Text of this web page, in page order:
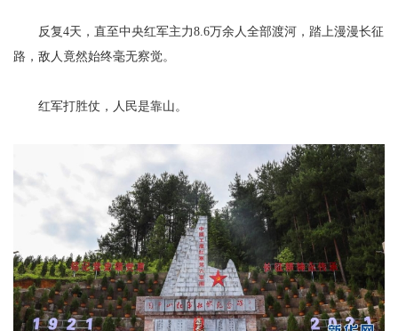
反复4天，直至中央红军主力8.6万余人全部渡河，踏上漫漫长征
路，敌人竟然始终毫无察觉。
红军打胜仗，人民是靠山。